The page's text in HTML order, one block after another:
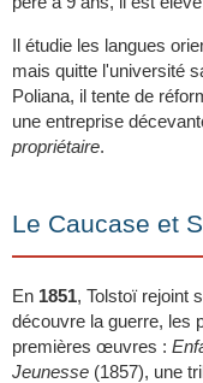
Il étudie les langues
mais quitte l'université
Poliana, il tente de
une entreprise
propriétaire.
Le Caucase et
En 1851, Tolstoï rejoint
découvre la guerre, les
premières œuvres :
Jeunesse (1857), une